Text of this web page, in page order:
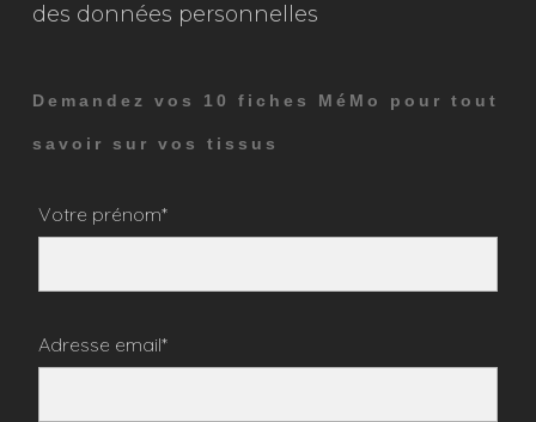
des données personnelles
Demandez vos 10 fiches MéMo pour tout
savoir sur vos tissus
Votre prénom*
Adresse email*